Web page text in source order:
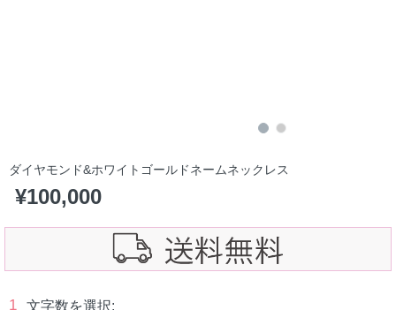
ダイヤモンド&ホワイトゴールドネームネックレス
¥100,000
1 文字数を選択: